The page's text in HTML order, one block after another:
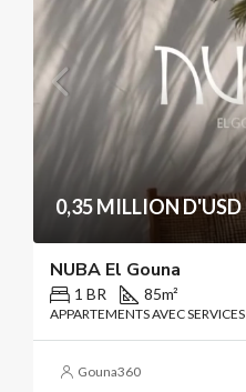
0,35 MILLION D'USD
NUBA El Gouna
1 BR 85m²
APPARTEMENTS AVEC SERVICES
Gouna360